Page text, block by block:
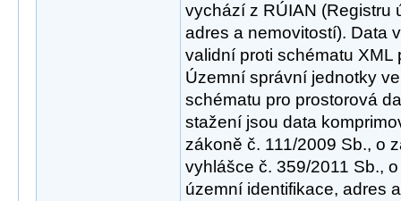
vychází z RÚIAN (Registru
adres a nemovitostí). Data
validní proti schématu XML
Územní správní jednotky
schématu pro prostorová
stažení jsou data
zákoně č. 111/2009 Sb., o
vyhlášce č. 359/2011 Sb.,
územní identifikace, adres